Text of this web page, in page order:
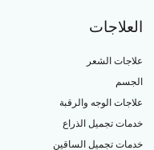
العلاجات
علاجات الشعر
الجسم
علاجات الوجه والرقبة
خدمات تجميل الذراع
خدمات تجميل الساقين